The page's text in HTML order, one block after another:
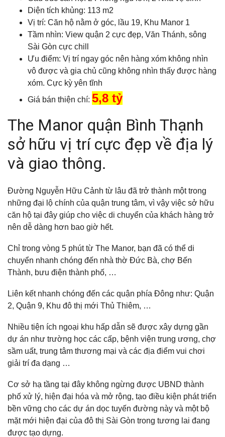
Diện tích khủng: 113 m2
Vị trí: Căn hộ nằm ở góc, lầu 19, Khu Manor 1
Tầm nhìn: View quận 2 cực đẹp, Văn Thánh, sông
Sài Gòn cực chill
Ưu điểm: Vị trí ngay góc nên hàng xóm không nhìn
vô được và gia chủ cũng không nhìn thấy được hàng
xóm. Cực kỳ yên tĩnh
Giá bán thiện chí: 5,8 tỷ
The Manor quận Bình Thạnh
sở hữu vị trí cực đẹp về địa lý
và giao thông.
Đường Nguyễn Hữu Cảnh từ lâu đã trở thành một trong
những đại lộ chính của quận trung tâm, vì vậy việc sở hữu
căn hộ tại đây giúp cho việc di chuyển của khách hàng trở
nên dễ dàng hơn bao giờ hết.
Chỉ trong vòng 5 phút từ The Manor, bạn đã có thể di
chuyển nhanh chóng đến nhà thờ Đức Bà, chợ Bến
Thành, bưu điện thành phố, …
Liên kết nhanh chóng đến các quận phía Đông như: Quận
2, Quận 9, Khu đô thị mới Thủ Thiêm, …
Nhiều tiện ích ngoại khu hấp dẫn sẽ được xây dựng gần
dự án như trường học các cấp, bệnh viện trung ương, chợ
sầm uất, trung tâm thương mại và các địa điểm vui chơi
giải trí đa dạng …
Cơ sở hạ tầng tại đây không ngừng được UBND thành
phố xử lý, hiện đại hóa và mở rộng, tạo điều kiện phát triển
bền vững cho các dự án dọc tuyến đường này và một bộ
mặt mới hiện đại của đô thị Sài Gòn trong tương lai đang
được tạo dựng.